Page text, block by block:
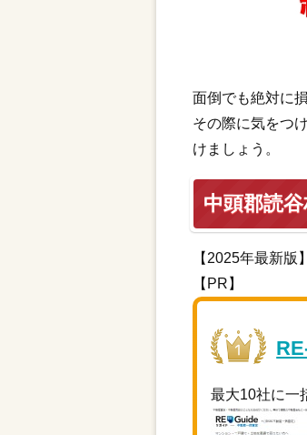
面倒でも絶対に
その際に気をつ
けましょう。
中頭郡読
【2025年最新版】
【PR】
最大10社に一